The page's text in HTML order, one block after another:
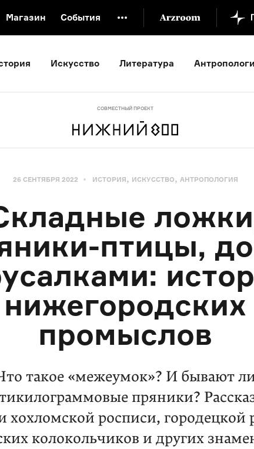
Магазин События
культуры
Русский язык от «гой еси» до «лол кек»
Искусство Литература
СОВМЕСТНЫЙ ПРОЕКТ
26 СЕНТЯБРЯ 2022 ИСТОРИЯ, ИСКУССТВО, АНТРОПОЛОГИЯ
птицы,
нижегородских
промыслов
такое «межеумок»? И бывают
пряники?
хохломской росписи, городецкой
колокольчиков и других